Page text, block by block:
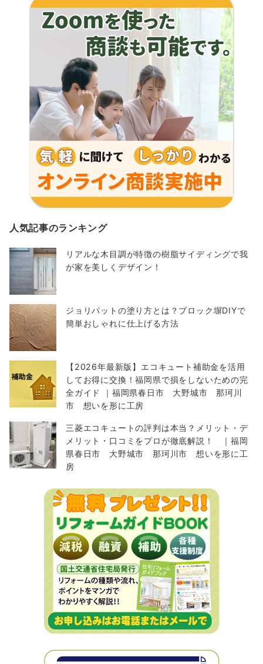
人気記事のランキング
リアルな木目調が特徴の樹脂サイディングで我
が家を美しくデザイン！
ジョリパットの塗り方とは？ブロック塀DIYで
簡単おしゃれに仕上げる方法
【2026年最新版】エコキュート補助金を活用
してお得に交換！福岡県で損をしないための完
全ガイド ｜福岡県春日市 大野城市 那珂川
市 想いを形に工房
三菱エコキュートの評判は本当？メリット・デ
メリット・口コミをプロが徹底解説！ ｜福岡
県春日市 大野城市 那珂川市 想いを形に工
房